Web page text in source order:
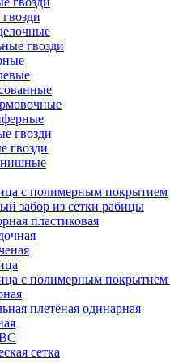
гвозди
гвозди
гвозди
с полимерным покрытием
забор из сетки рабицы
пластиковая
с полимерным покрытием
плетёная одинарная
сетка